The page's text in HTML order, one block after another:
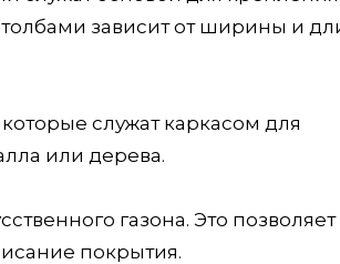
зависит от ширины и
служат каркасом для
или дерева.
газона. Это позволяет
покрытия.